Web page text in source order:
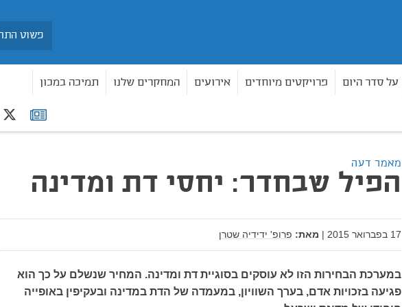
על סדר היום פרויקטים מיוחדים אירועים המחקרים שלנו תמיכה במכון
רשימת
תפוצה
מאמר דעה
הפיל שבחדר: יחסי דת ומדינה
17 בפברואר 2015 | מאת: פרופ' ידידיה שטרן
במערכת הבחירות הזו לא עוסקים בסוגיית דת ומדינה. המחיר שנשלם על כך הוא
פגיעה בזכויות אדם, בערך השוויון, במעמדה של הדת במדינה ובעקיפין באופייה